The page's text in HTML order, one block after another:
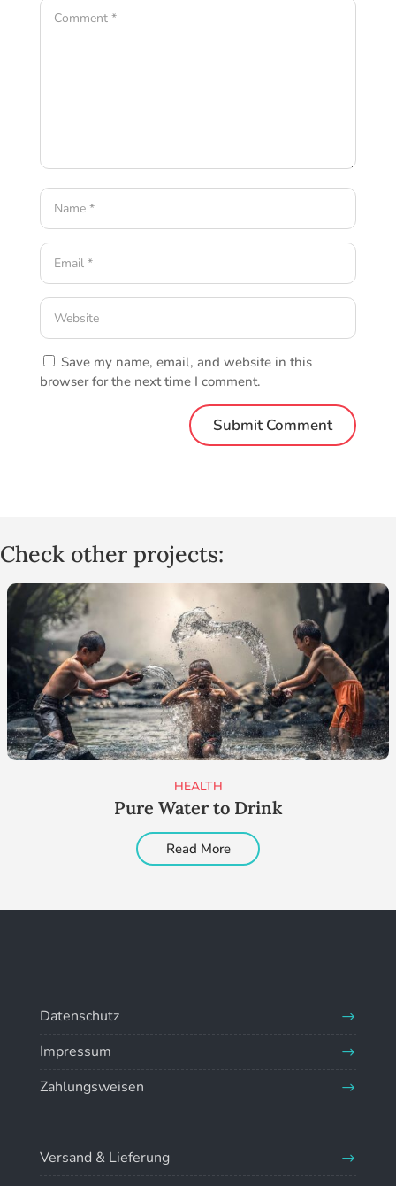
Save my name, email, and website in this
browser for the next time I comment.
Check other projects:
HEALTH
Pure Water to Drink
Read More
Datenschutz
Impressum
Zahlungsweisen
Versand & Lieferung